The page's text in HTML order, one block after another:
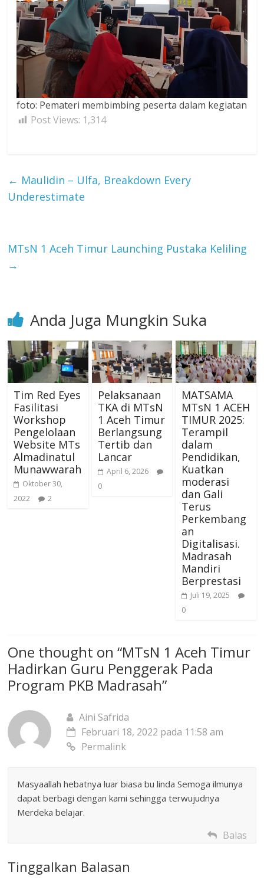
foto: Pemateri membimbing peserta dalam kegiatan
Post Views: 1,314
← Maulidin – Ulfa, Breakdown Every
Underestimate
MTsN 1 Aceh Timur Launching Pustaka Keliling
→
Anda Juga Mungkin Suka
Tim Red Eyes
Fasilitasi
Workshop
Pengelolaan
Website MTs
Almadinatul
Munawwarah
Oktober 30,
2022
2
Pelaksanaan
TKA di MTsN
1 Aceh Timur
Berlangsung
Tertib dan
Lancar
April 6, 2026
0
MATSAMA
MTsN 1 ACEH
TIMUR 2025:
Terampil
dalam
Pendidikan,
Kuatkan
moderasi
dan Gali
Terus
Perkembang
an
Digitalisasi.
Madrasah
Mandiri
Berprestasi
Juli 19, 2025
0
One thought on “MTsN 1 Aceh Timur
Hadirkan Guru Penggerak Pada
Program PKB Madrasah”
Aini Safrida
Februari 18, 2022 pada 11:58 am
Permalink
Masyaallah hebatnya luar biasa bu linda Semoga ilmunya
dapat berbagi dengan kami sehingga terwujudnya
Merdeka belajar.
Balas
Tinggalkan Balasan